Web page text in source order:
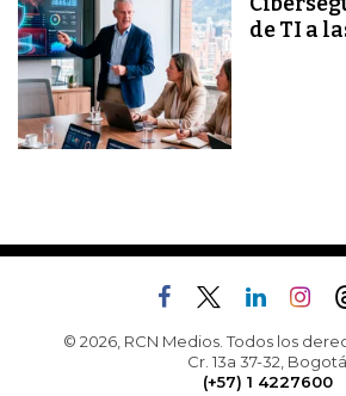
de TI a
© 2026, RCN Medios. Todos los
Cr. 13a 37-32, Bogotá
(+57) 1 4227600